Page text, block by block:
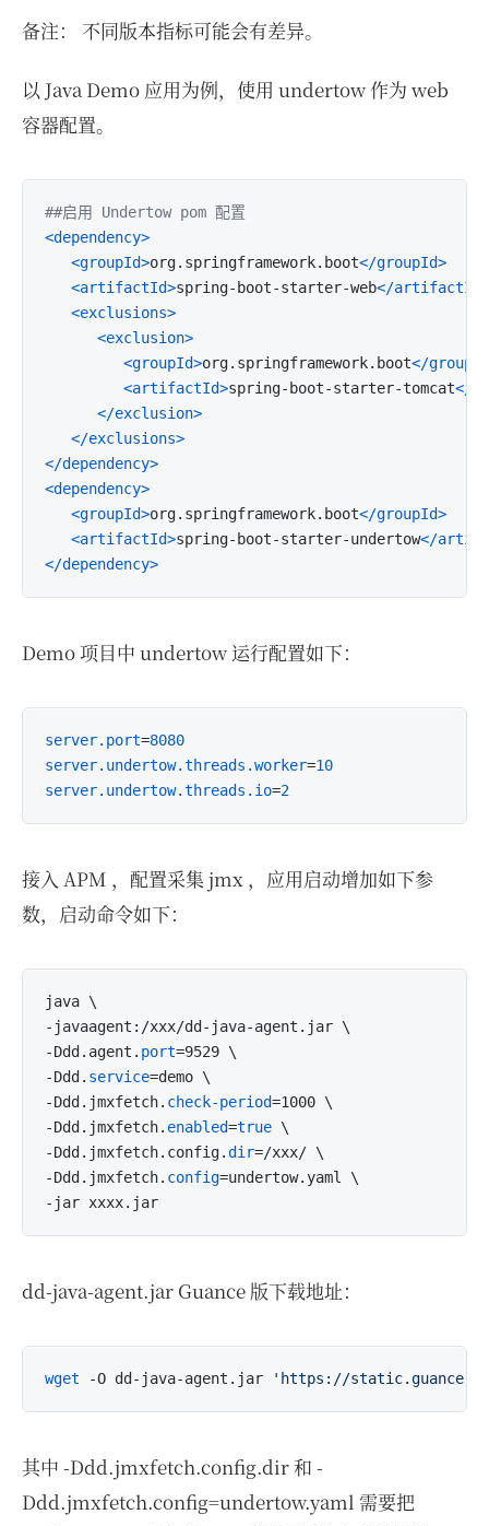
备注： 不同版本指标可能会有差异。
以 Java Demo 应用为例，使用 undertow 作为 web
容器配置。
##启用 Undertow pom 配置
<dependency>
<groupId>org.springframework.boot</groupId>
<artifactId>spring-boot-starter-web</artifactId>
<exclusions>
<exclusion>
<groupId>org.springframework.boot</
<artifactId>spring-boot-starter-tomcat</
</exclusion>
</exclusions>
</dependency>
<dependency>
<groupId>org.springframework.boot</groupId>
<artifactId>spring-boot-starter-undertow</
</dependency>
Demo 项目中 undertow 运行配置如下：
server.port=8080
server.undertow.threads.worker=10
server.undertow.threads.io=2
接入 APM ，配置采集 jmx ，应用启动增加如下参
数，启动命令如下：
java \
-javaagent:/xxx/dd-java-agent.jar \
-Ddd.agent. port=9529 \
-Ddd. service=demo \
-Ddd.jmxfetch. check-period=1000 \
-Ddd.jmxfetch. enabled=true \
-Ddd.jmxfetch.config.dir=/xxx/ \
-Ddd.jmxfetch. config=undertow.yaml \
dd-java-agent.jar Guance 版下载地址：
wget -O dd-java-agent.jar 'https://
其中 -Ddd.jmxfetch.config.dir 和 -
Ddd.jmxfetch.config=undertow.yaml 需要把